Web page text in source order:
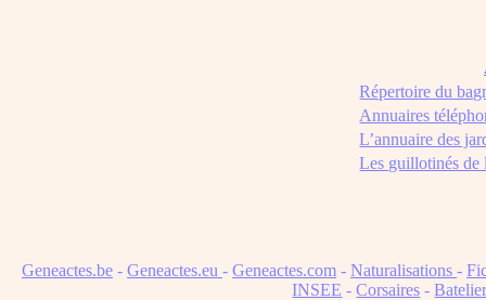
Répertoire du
Annuaires
L’annuaire des
Les guillotinés de
Geneactes.be - Geneactes.eu - Geneactes.com - Naturalisations -
INSEE -Corsaires -